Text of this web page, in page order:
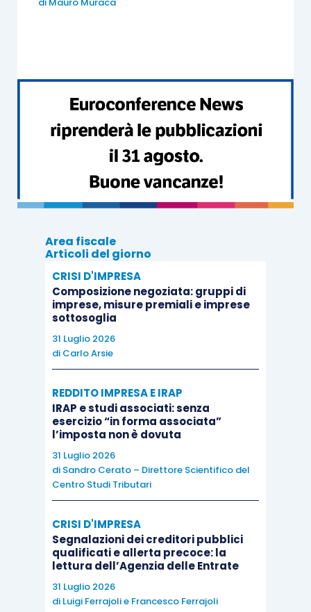
stessa può accedere, al fine di ridurre aiminimi
termini eventuali contrasti tra le diverse fonti
selezionate.
Area fiscale
Articoli del giorno
CRISI D'IMPRESA
Composizione negoziata: gruppi di
imprese, misure premiali e imprese
sottosoglia
31 Luglio 2026
di Carlo Arsie
REDDITO IMPRESA E IRAP
IRAP e studi associati: senza
esercizio “in forma associata”
l’imposta non è dovuta
31 Luglio 2026
di Sandro Cerato – Direttore Scientifico del
Centro Studi Tributari
CRISI D'IMPRESA
Segnalazioni dei creditori pubblici
qualificati e allerta precoce: la
lettura dell’Agenzia delle Entrate
31 Luglio 2026
di Luigi Ferrajolie Francesco Ferrajoli